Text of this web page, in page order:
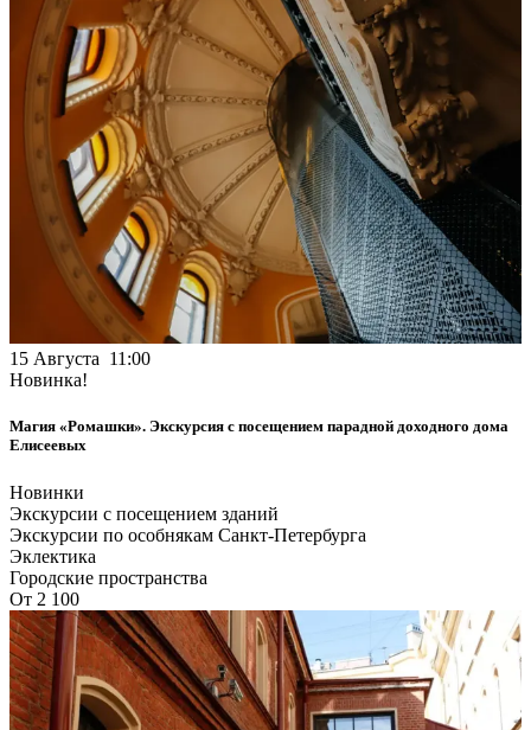
15 Августа 11:00
Новинка!
Магия «Ромашки». Экскурсия с посещением парадной доходного дома
Елисеевых
Новинки
Экскурсии с посещением зданий
Экскурсии по особнякам Санкт-Петербурга
Эклектика
Городские пространства
От 2 100